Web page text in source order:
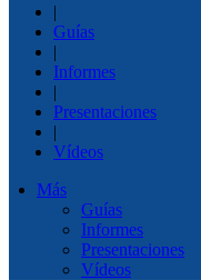
|
Guías
|
Informes
|
Presentaciones
|
Vídeos
Más
Guías
Informes
Presentaciones
Vídeos